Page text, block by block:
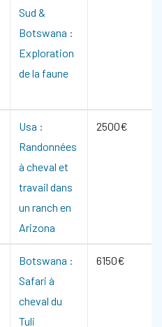
Sud &
Botswana :
Exploration
de la faune
Usa :
Randonnées
à cheval et
travail dans
un ranch en
Arizona
2500€
Botswana :
Safari à
cheval du
Tuli
6150€